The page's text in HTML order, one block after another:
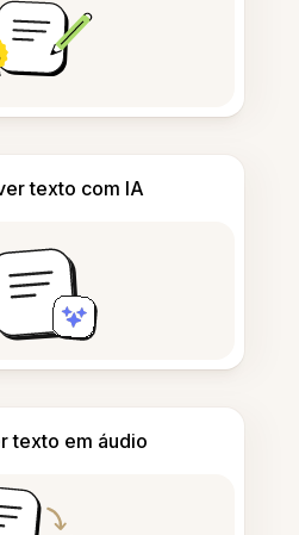
texto com IA
texto em áudio